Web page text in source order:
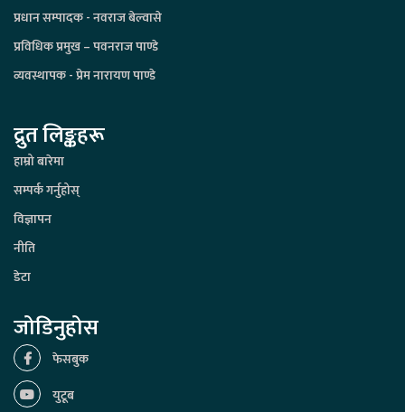
प्रधान सम्पादक - नवराज बेल्वासे
प्रविधिक प्रमुख – पवनराज पाण्डे
व्यवस्थापक - प्रेम नारायण पाण्डे
द्रुत लिङ्कहरू
हाम्रो बारेमा
सम्पर्क गर्नुहोस्
विज्ञापन
नीति
डेटा
जोडिनुहोस
फेसबुक
युटूब